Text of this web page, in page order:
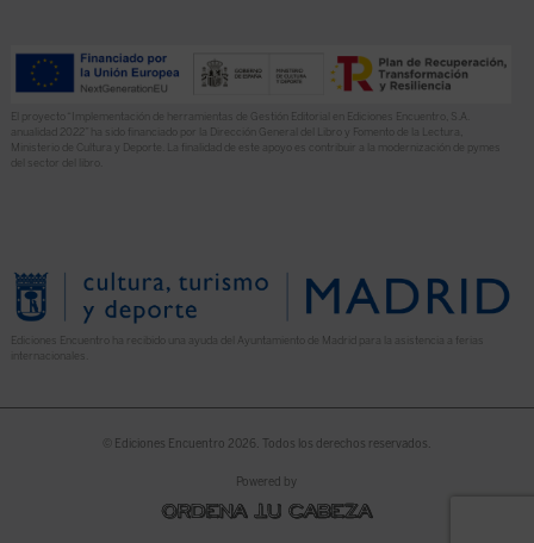
El proyecto “Implementación de herramientas de Gestión Editorial en Ediciones Encuentro, S.A.
anualidad 2022” ha sido financiado por la Dirección General del Libro y Fomento de la Lectura,
Ministerio de Cultura y Deporte. La finalidad de este apoyo es contribuir a la modernización de pymes
del sector del libro.
Ediciones Encuentro ha recibido una ayuda del Ayuntamiento de Madrid para la asistencia a ferias
© Ediciones Encuentro 2026. Todos los derechos reservados.
Powered by